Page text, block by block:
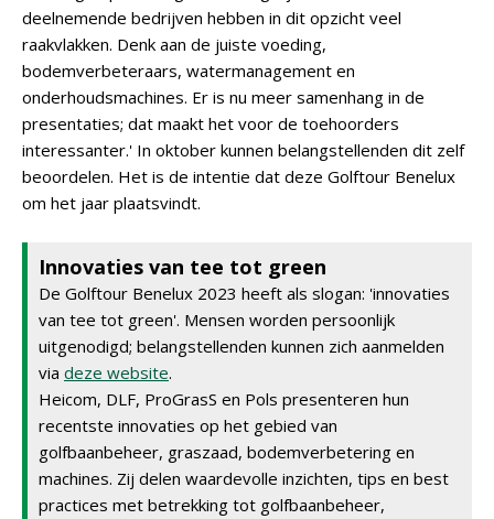
deelnemende bedrijven hebben in dit opzicht veel
raakvlakken. Denk aan de juiste voeding,
bodemverbeteraars, watermanagement en
onderhoudsmachines. Er is nu meer samenhang in de
presentaties; dat maakt het voor de toehoorders
interessanter.' In oktober kunnen belangstellenden dit zelf
beoordelen. Het is de intentie dat deze Golftour Benelux
om het jaar plaatsvindt.
Innovaties van tee tot green
De Golftour Benelux 2023 heeft als slogan: 'innovaties
van tee tot green'. Mensen worden persoonlijk
uitgenodigd; belangstellenden kunnen zich aanmelden
via deze website.
Heicom, DLF, ProGrasS en Pols presenteren hun
recentste innovaties op het gebied van
golfbaanbeheer, graszaad, bodemverbetering en
machines. Zij delen waardevolle inzichten, tips en best
practices met betrekking tot golfbaanbeheer,